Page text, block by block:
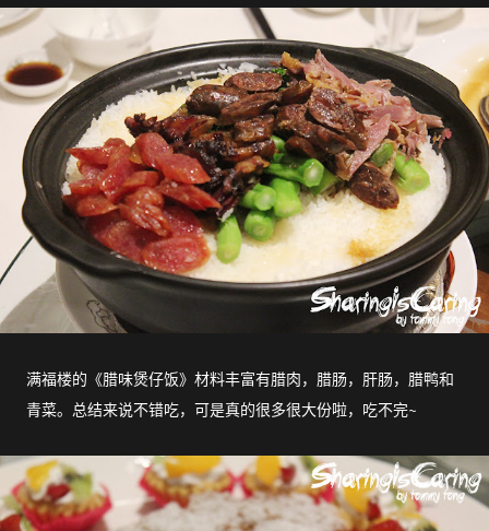
满福楼的《腊味煲仔饭》材料丰富有腊肉，腊肠，肝肠，腊鸭和
青菜。总结来说不错吃，可是真的很多很大份啦，吃不完~